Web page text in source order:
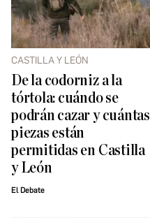
CASTILLA Y LEÓN
De la codorniz a la
tórtola: cuándo se
podrán cazar y cuántas
piezas están
permitidas en Castilla
y León
El Debate